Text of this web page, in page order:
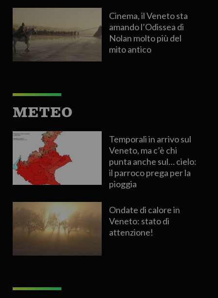
Cinema, il Veneto sta
amando l’Odissea di
Nolan molto più del
mito antico
METEO
Temporali in arrivo sul
Veneto, ma c’è chi
punta anche sul… cielo:
il parroco prega per la
pioggia
Ondate di calore in
Veneto: stato di
attenzione!